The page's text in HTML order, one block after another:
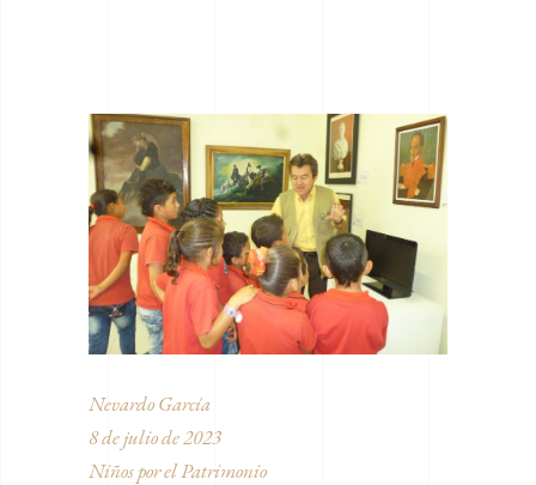
Nevardo García
8 de julio de 2023
Niños por el Patrimonio